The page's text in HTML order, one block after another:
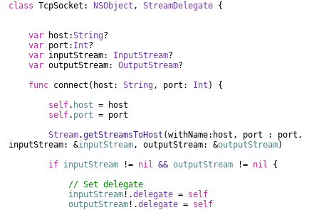
class TcpSocket: NSObject , StreamDelegate {
var host:String?
var port: Int?
var inputStream: InputStream?
var outputStream: OutputStream?
func connect(host: String , port: Int ) {
self. host = host
self. port = port
Stream.getStreamsToHost (withName:host, port : port,
inputStream: &inputStream, outputStream: &outputStream)
if inputStream != nil && outputStream != nil {
// Set delegate
inputStream !.delegate = self
outputStream !.delegate = self